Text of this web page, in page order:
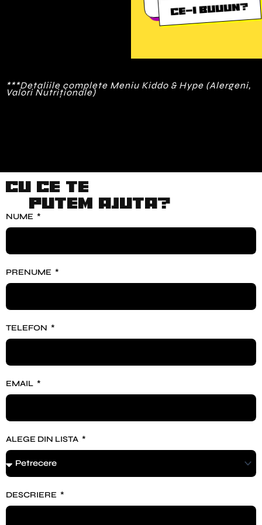
Ce-i buuun?
***Detaliile complete Meniu Kiddo & Hype (Alergeni,
Valori Nutriționale)
Cu ce te
putem ajuta?
NUME
PRENUME
TELEFON
EMAIL
ALEGE DIN LISTA
DESCRIERE